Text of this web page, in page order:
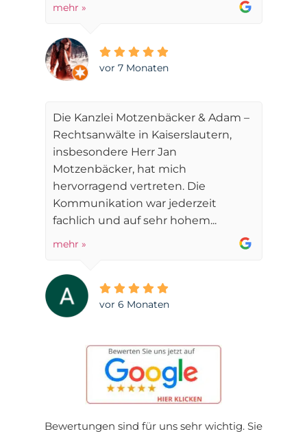
mehr »
vor 7 Monaten
Die Kanzlei Motzenbäcker & Adam –
Rechtsanwälte in Kaiserslautern,
insbesondere Herr Jan
Motzenbäcker, hat mich
hervorragend vertreten. Die
Kommunikation war jederzeit
fachlich und auf sehr hohem...
mehr »
vor 6 Monaten
Bewertungen sind für uns sehr wichtig. Sie